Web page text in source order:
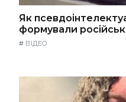
Як
формували
# ВІДЕО